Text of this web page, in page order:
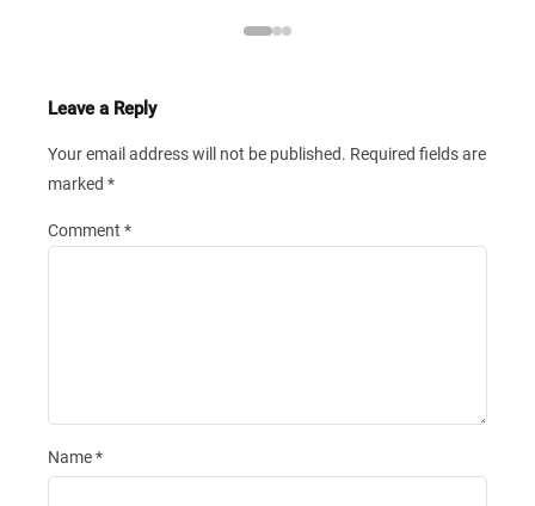
Leave a Reply
Your email address will not be published. Required fields are
marked *
Comment *
Name*